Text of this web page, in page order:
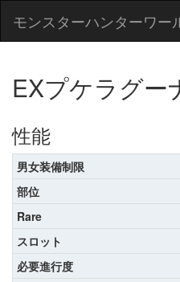
モンスターハンターワー
EXプケラグー
性能
男女装備制限
部位
Rare
スロット
必要進行度